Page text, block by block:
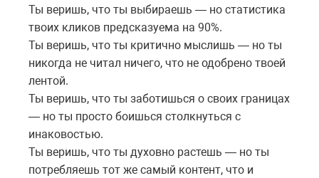
Ты веришь, что ты выбираешь — но статистика
твоих кликов предсказуема на 90%.
Ты веришь, что ты критично мыслишь — но ты
никогда не читал ничего, что не одобрено твоей
лентой.
Ты веришь, что ты заботишься о своих границах
— но ты просто боишься столкнуться с
инаковостью.
Ты веришь, что ты духовно растешь — но ты
потребляешь тот же самый контент, что и